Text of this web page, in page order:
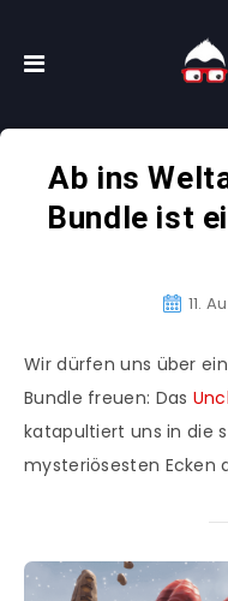
Ab ins
Bundle ist
11.
Wir dürfen uns über
Bundle freuen: Das
katapultiert uns in die
mysteriösesten Ecken